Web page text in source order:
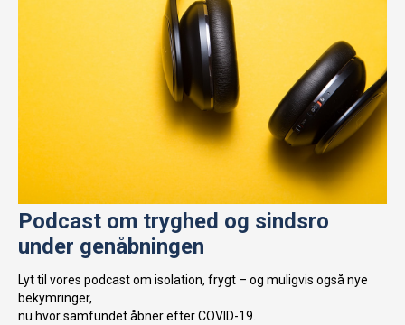
Podcast om tryghed og sindsro
under genåbningen
Lyt til vores podcast om isolation, frygt – og muligvis også nye
bekymringer,
nu hvor samfundet åbner efter COVID-19.